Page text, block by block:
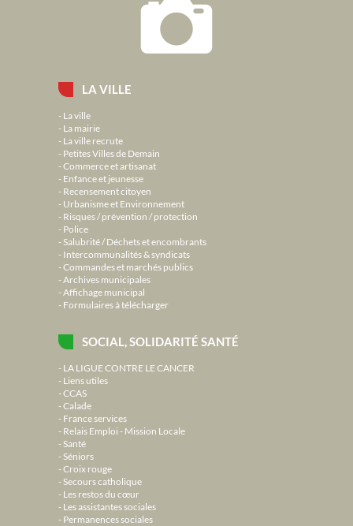
LA VILLE
La ville
La mairie
La ville recrute
Petites Villes de Demain
Commerce et artisanat
Enfance et jeunesse
Recensement citoyen
Urbanisme et Environnement
Risques / prévention / protection
Police
Salubrité / Déchets et encombrants
Intercommunalités & syndicats
Commandes et marchés publics
Archives municipales
Affichage municipal
Formulaires à télécharger
SOCIAL, SOLIDARITÉ SANTÉ
LA LIGUE CONTRE LE CANCER
Liens utiles
CCAS
Calade
France services
Relais Emploi - Mission Locale
Santé
Séniors
Croix rouge
Secours catholique
Les restos du cœur
Les assistantes sociales
Permanences sociales